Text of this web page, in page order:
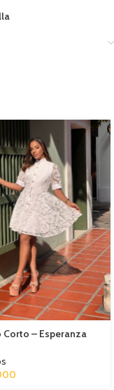
Corto – Esperanza